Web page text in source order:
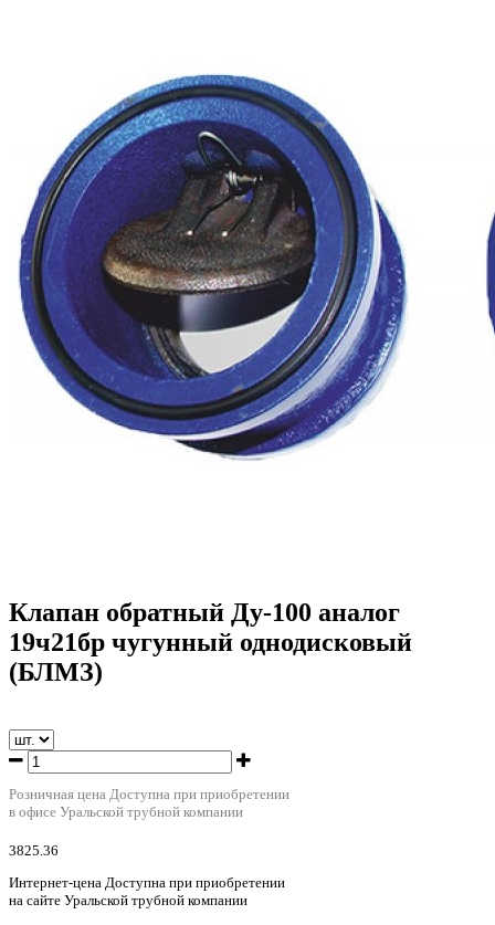
Клапан обратный Ду-100 аналог 19ч21бр чугунный
однодисковый (БЛМЗ)
Клапан обратный Ду-100 аналог
19ч21бр чугунный однодисковый
(БЛМЗ)
Розничная цена Доступна при приобретении
в офисе Уральской трубной компании
3825.36
Интернет-цена Доступна при приобретении
на сайте Уральской трубной компании